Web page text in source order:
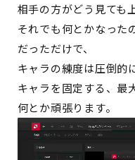
相手の方がどう見ても
それでも何とかなった
だっただけで、
キャラの練度は圧倒的
キャラを固定する、最
何とか頑張ります。